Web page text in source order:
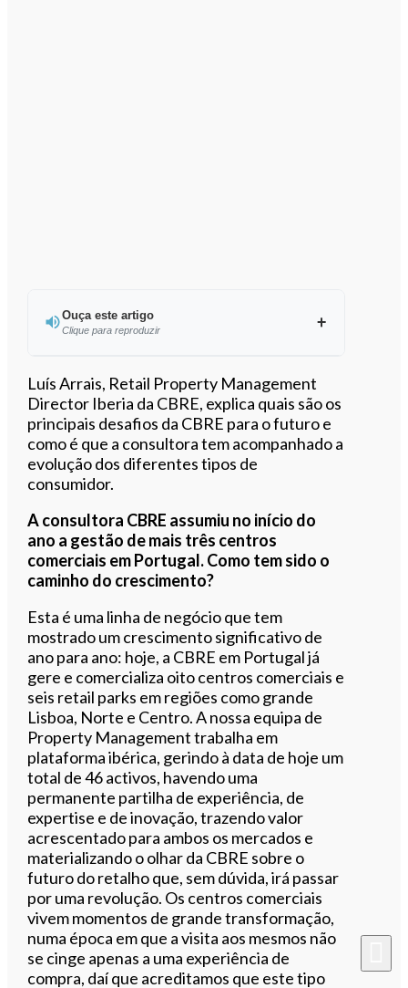
Ouça este artigo
Clique para reproduzir
Ouvir este artigo
Luís Arrais, Retail Property Management
Director Iberia da CBRE, explica quais são os
principais desafios da CBRE para o futuro e
como é que a consultora tem acompanhado a
evolução dos diferentes tipos de
consumidor.
A consultora CBRE assumiu no início do
ano a gestão de mais três centros
comerciais em Portugal. Como tem sido o
caminho do crescimento?
Esta é uma linha de negócio que tem
mostrado um crescimento significativo de
ano para ano: hoje, a CBRE em Portugal já
gere e comercializa oito centros comerciais e
seis retail parks em regiões como grande
Lisboa, Norte e Centro. A nossa equipa de
Property Management trabalha em
plataforma ibérica, gerindo à data de hoje um
total de 46 activos, havendo uma
permanente partilha de experiência, de
expertise e de inovação, trazendo valor
acrescentado para ambos os mercados e
materializando o olhar da CBRE sobre o
futuro do retalho que, sem dúvida, irá passar
por uma revolução. Os centros comerciais
vivem momentos de grande transformação,
numa época em que a visita aos mesmos não
se cinge apenas a uma experiência de
compra, daí que acreditamos que este tipo